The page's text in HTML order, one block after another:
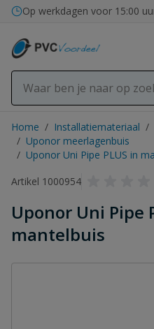
Ga naar de inhoud
Op werkdagen voor 15:00
Home / Installatiemateriaal /
/ Uponor meerlagenbuis
/ Uponor Uni Pipe PLUS in
Artikel 1000954
Uponor Uni Pipe
mantelbuis